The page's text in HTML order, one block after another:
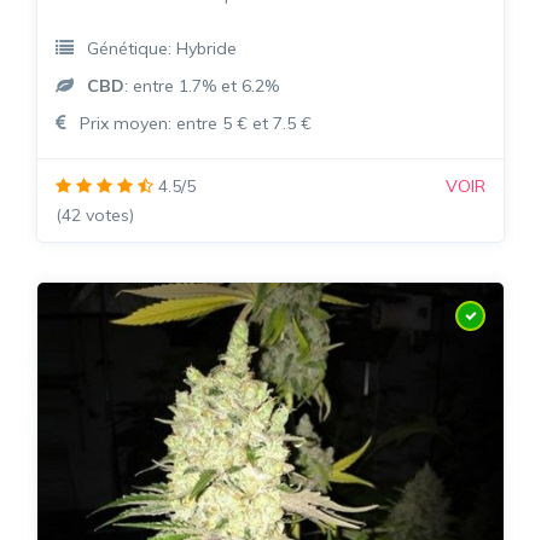
Génétique: Hybride
CBD: entre 1.7% et 6.2%
Prix moyen: entre 5 € et 7.5 €
4.5/5
(42 votes)
VOIR